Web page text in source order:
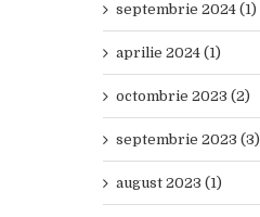
septembrie 2024 (1)
aprilie 2024 (1)
octombrie 2023 (2)
septembrie 2023 (3)
august 2023 (1)